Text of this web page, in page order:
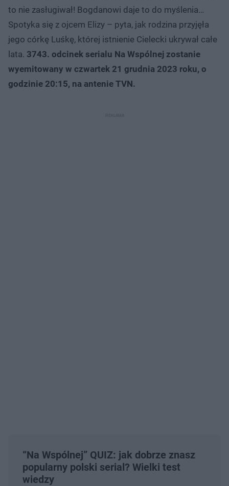
to nie zasługiwał! Bogdanowi daje to do myślenia…
Spotyka się z ojcem Elizy – pyta, jak rodzina przyjęła
jego córkę Luśkę, której istnienie Cielecki ukrywał całe
lata. 3743. odcinek serialu Na Wspólnej zostanie
wyemitowany w czwartek 21 grudnia 2023 roku, o
godzinie 20:15, na antenie TVN.
“Na Wspólnej” QUIZ: jak dobrze znasz
popularny polski serial? Wielki test
wiedzy